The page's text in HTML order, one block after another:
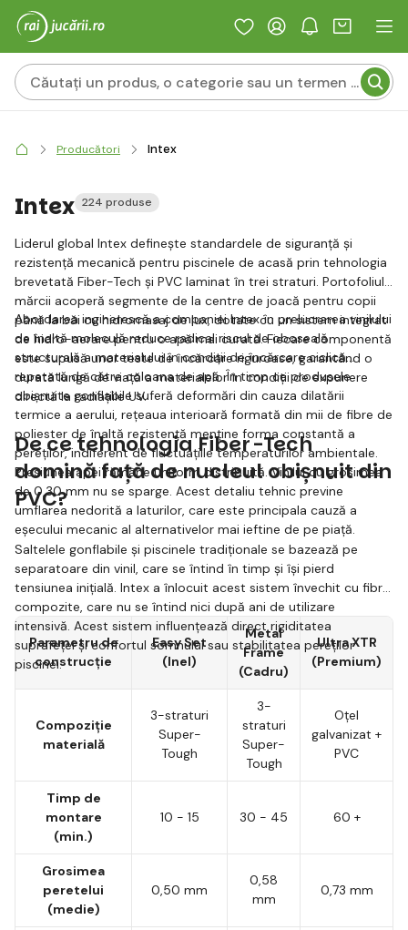
Producători Intex
Intex 224 produse
Liderul global Intex definește standardele de siguranță și
rezistență mecanică pentru piscinele de acasă prin tehnologia
brevetată Fiber-Tech și PVC laminat în trei straturi. Portofoliul
mărcii acoperă segmente de la centre de joacă pentru copii
până la băi cu hidromasaj de lux, dotate cu un sistem integrat
de hidro-aerare pentru o apă mai curată. Fiecare componentă
este supusă unor teste de încărcare riguroase, garantând o
durată lungă de viață a materialelor în condiții de expunere
directă la radiațiile UV.
Abordarea inginerescă a companiei Intex în prelucrarea vinilului
de înaltă moleculă reduce radical riscul de oboseală
structurală a materialului în condiții de încărcare ciclică
repetată de către coloana de apă. În timp ce produsele
obișnuite gonflabile suferă deformări din cauza dilatării
termice a aerului, rețeaua interioară formată din mii de fibre de
poliester de înaltă rezistență menține forma constantă a
pereților, indiferent de fluctuațiile temperaturilor ambientale.
Presiunea apei rămâne uniform distribuită. Vinilul cu grosimea
de 0,30 mm nu se sparge. Acest detaliu tehnic previne
umflarea nedorită a laturilor, care este principala cauză a
eșecului mecanic al alternativelor mai ieftine de pe piață.
De ce tehnologia Fiber-Tech
domină față de nucleul obișnuit din
PVC?
Saltelele gonflabile și piscinele tradiționale se bazează pe
separatoare din vinil, care se întind în timp și își pierd
tensiunea inițială. Intex a înlocuit acest sistem învechit cu fibre
compozite, care nu se întind nici după ani de utilizare
intensivă. Acest sistem influențează direct rigiditatea
suprafeței și confortul somnului sau stabilitatea pereților
piscinei.
Parametru de
construcție
Easy Set
(Inel)
Metal
Frame
(Cadru)
Ultra XTR
(Premium)
Compoziție
materială
3-straturi
Super-
Tough
3-
straturi
Super-
Tough
Oțel
galvanizat +
PVC
Timp de
montare
(min.)
10 - 15 30 - 45 60 +
Grosimea
peretelui
(medie)
0,50 mm
0,58
mm
0,73 mm